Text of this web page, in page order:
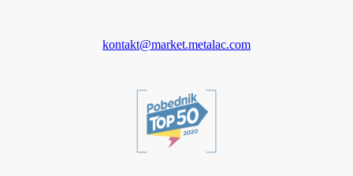
kontakt@market.metalac.com